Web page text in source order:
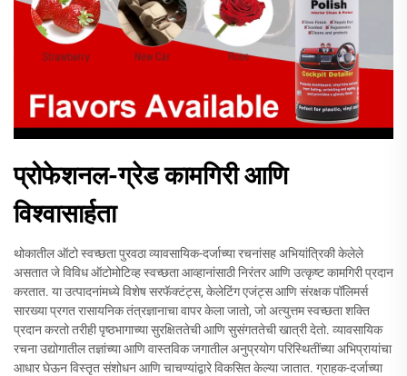
प्रोफेशनल-ग्रेड कामगिरी आणि
विश्वासार्हता
थोकातील ऑटो स्वच्छता पुरवठा व्यावसायिक-दर्जाच्या रचनांसह अभियांत्रिकी केलेले
असतात जे विविध ऑटोमोटिव्ह स्वच्छता आव्हानांसाठी निरंतर आणि उत्कृष्ट कामगिरी प्रदान
करतात. या उत्पादनांमध्ये विशेष सरफॅक्टंट्स, केलेटिंग एजंट्स आणि संरक्षक पॉलिमर्स
सारख्या प्रगत रासायनिक तंत्रज्ञानाचा वापर केला जातो, जो अत्युत्तम स्वच्छता शक्ति
प्रदान करतो तरीही पृष्ठभागाच्या सुरक्षिततेची आणि सुसंगततेची खात्री देतो. व्यावसायिक
रचना उद्योगातील तज्ञांच्या आणि वास्तविक जगातील अनुप्रयोग परिस्थितींच्या अभिप्रायांचा
आधार घेऊन विस्तृत संशोधन आणि चाचण्यांद्वारे विकसित केल्या जातात. ग्राहक-दर्जाच्या